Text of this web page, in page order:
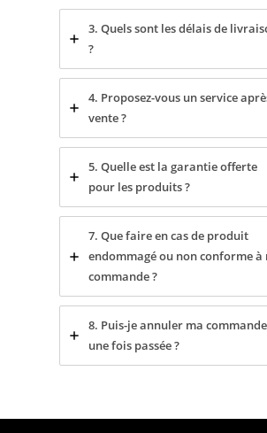
3. Quels sont les délais de
?
4. Proposez-vous un service
vente ?
5. Quelle est la garantie offerte
pour les produits ?
7. Que faire en cas de produit
endommagé ou non conforme à
commande ?
8. Puis-je annuler ma commande
une fois passée ?